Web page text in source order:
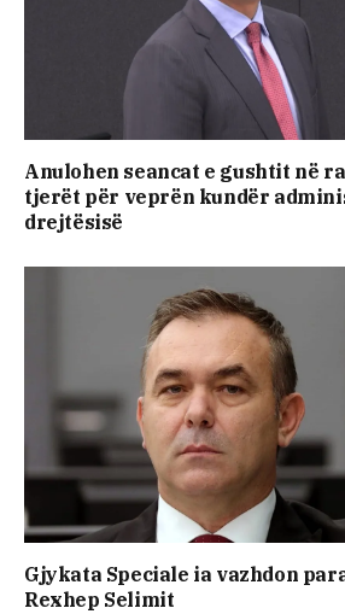
Anulohen seancat e gushtit në
tjerët për veprën kundër
drejtësisë
Gjykata Speciale ia vazhdon
Rexhep Selimit